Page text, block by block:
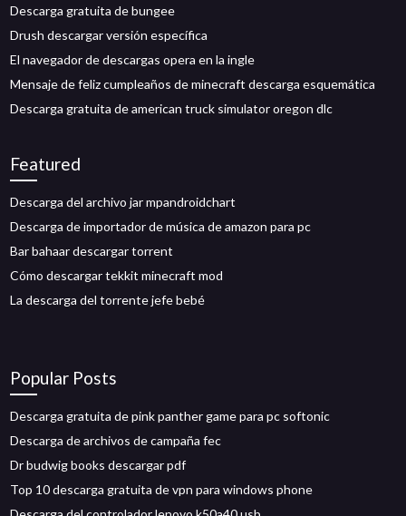
Descarga gratuita de bungee
Drush descargar versión específica
El navegador de descargas opera en la ingle
Mensaje de feliz cumpleaños de minecraft descarga esquemática
Descarga gratuita de american truck simulator oregon dlc
Featured
Descarga del archivo jar mpandroidchart
Descarga de importador de música de amazon para pc
Bar bahaar descargar torrent
Cómo descargar tekkit minecraft mod
La descarga del torrente jefe bebé
Popular Posts
Descarga gratuita de pink panther game para pc softonic
Descarga de archivos de campaña fec
Dr budwig books descargar pdf
Top 10 descarga gratuita de vpn para windows phone